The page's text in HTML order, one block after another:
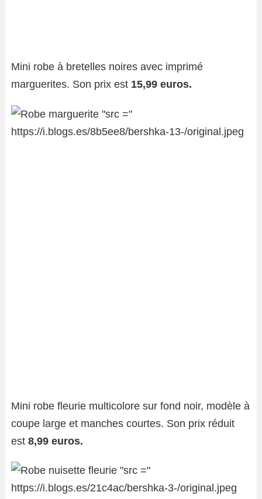
Mini robe à bretelles noires avec imprimé
marguerites. Son prix est 15,99 euros.
Mini robe fleurie multicolore sur fond noir, modèle à
coupe large et manches courtes. Son prix réduit
est 8,99 euros.